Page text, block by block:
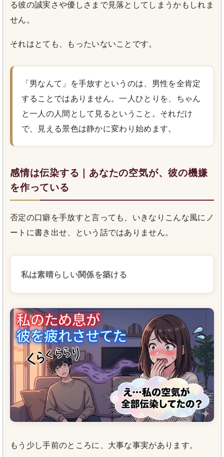
る彼の誠実さや優しさまで見落としてしまうかもしれま
せん。
それはとても、もったいないことです。
「男なんて」を手放すというのは、男性を全肯定
することではありません。一人ひとりを、ちゃん
と一人の人間として見るということ。それだけ
で、見える景色は静かに変わり始めます。
感情は伝染する｜あなたの空気が、彼の機嫌
を作っている
否定の口癖を手放すと言っても、いきなりこんな風にノ
ートに書き出せ、という話ではありません。
私は素晴らしい関係を築ける
もう少し手前のところに、大事な事実があります。